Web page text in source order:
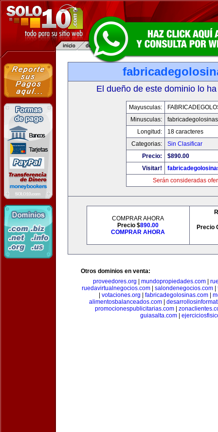
El dueño de este dominio lo
Mayusculas:
Minusculas:
Longitud:
18 caracteres
Categorias:
Sin Clasificar
Precio:
$890.00
Visitar!
Serán consideradas
COMPRAR AHORA
Precio $890.00
COMPRAR AHORA
Precio
Otros dominios en venta:
proveedores.org
mundopropiedades.com|
ruedavirtualnegocios.com| salondenegocios.com|
votaciones.org fabricadegolosinas.com
alimentosbalanceados.com
promocionespublicitarias.com|
guiasalta.com|